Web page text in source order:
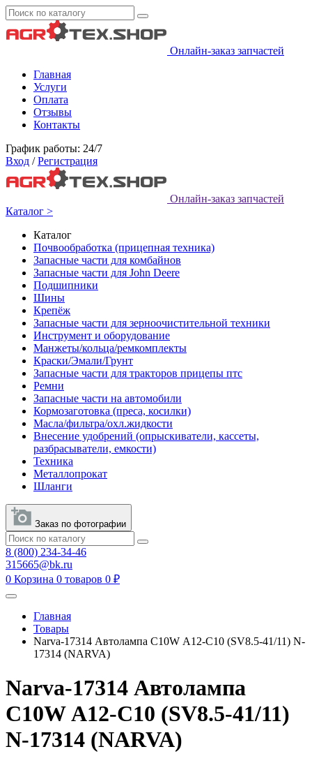
Онлайн-заказ запчастей
Главная
Услуги
Оплата
Отзывы
Контакты
График работы: 24/7
Вход / Регистрация
Онлайн-заказ запчастей
Каталог >
Каталог
Почвообработка (прицепная техника)
Запасные части для комбайнов
Запасные части для John Deere
Подшипники
Шины
Крепёж
Запасные части для зерноочистительной техники
Инструмент и оборудование
Манжеты/кольца/ремкомплекты
Краски/Эмали/Грунт
Запасные части для тракторов прицепы птс
Ремни
Запасные части на автомобили
Кормозаготовка (преса, косилки)
Масла/фильтра/охл.жидкости
Внесение удобрений (опрыскиватели, кассеты,
разбрасыватели, емкости)
Техника
Металлопрокат
Шланги
Заказ по фотографии
8 (800) 234-34-46
315665@bk.ru
0 Корзина 0 товаров 0 ₽
Главная
Товары
Narva-17314 Автолампа C10W А12-С10 (SV8.5-41/11) N-
17314 (NARVA)
Narva-17314 Автолампа
C10W А12-С10 (SV8.5-41/11)
N-17314 (NARVA)